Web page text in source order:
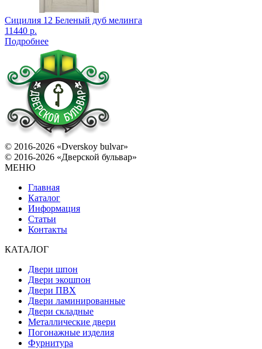
Сицилия 12 Беленый дуб мелинга
11440 р.
Подробнее
© 2016-2026 «Dverskoy bulvar»
© 2016-2026 «Дверской бульвар»
МЕНЮ
Главная
Каталог
Информация
Статьи
Контакты
КАТАЛОГ
Двери шпон
Двери экошпон
Двери ПВХ
Двери ламинированные
Двери складные
Металлические двери
Погонажные изделия
Фурнитура